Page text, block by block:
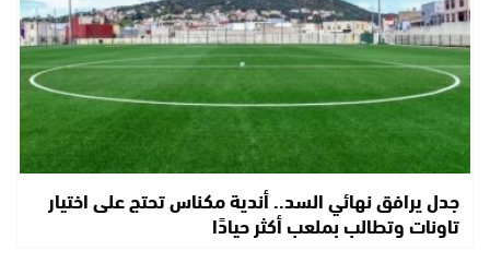
جدل يرافق نهائي السد.. أندية مكناس تحتج على اختيار
تاونات وتطالب بملعب أكثر حيادًا